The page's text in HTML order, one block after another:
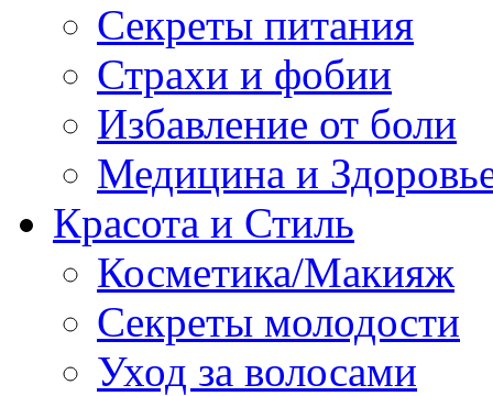
Секреты питания
Страхи и фобии
Избавление от боли
Медицина и
Красота и Стиль
Косметика/Макияж
Секреты молодости
Уход за волосами